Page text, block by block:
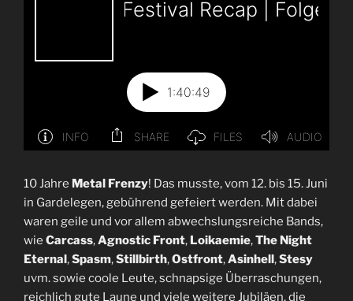
10 Jahre Metal Frenzy! Das musste, vom 12. bis 15. Juni
in Gardelegen, gebührend gefeiert werden. Mit dabei
waren geile und vor allem abwechslungsreiche Bands,
wie Carcass,Agnostic Front, Loikaemie,The Night
Eternal,Spasm,Stillbirth,Ostfront,Asinhell,Stesy
uvm. sowie coole Leute, schnapsige Überraschungen,
reichlich gute Laune und viele weitere Jubiläen, die